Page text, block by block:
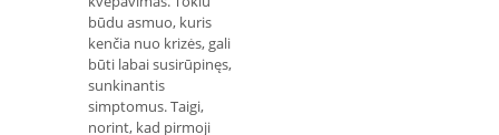
būdu asmuo, kuris
kenčia nuo krizės, gali
būti labai susirūpinęs,
sunkinantis
simptomus. Taigi,
norint, kad pirmoji